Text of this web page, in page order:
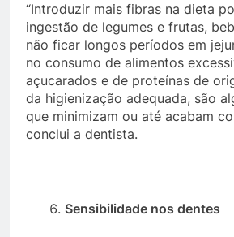
“Introduzir mais fibras na dieta
ingestão de legumes e frutas,
não ficar longos períodos em
no consumo de alimentos
açucarados e de proteínas de
da higienização adequada, são
que minimizam ou até acabam
conclui a dentista.
Sensibilidade nos dentes